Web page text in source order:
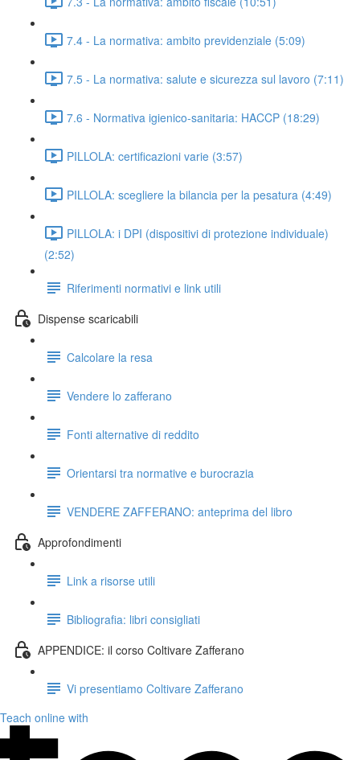
7.4 - La normativa: ambito previdenziale (5:09)
7.5 - La normativa: salute e sicurezza sul lavoro (7:11)
7.6 - Normativa igienico-sanitaria: HACCP (18:29)
PILLOLA: certificazioni varie (3:57)
PILLOLA: scegliere la bilancia per la pesatura (4:49)
PILLOLA: i DPI (dispositivi di protezione individuale)
(2:52)
Riferimenti normativi e link utili
Dispense scaricabili
Calcolare la resa
Vendere lo zafferano
Fonti alternative di reddito
Orientarsi tra normative e burocrazia
VENDERE ZAFFERANO: anteprima del libro
Approfondimenti
Link a risorse utili
Bibliografia: libri consigliati
APPENDICE: il corso Coltivare Zafferano
Vi presentiamo Coltivare Zafferano
Teach online with